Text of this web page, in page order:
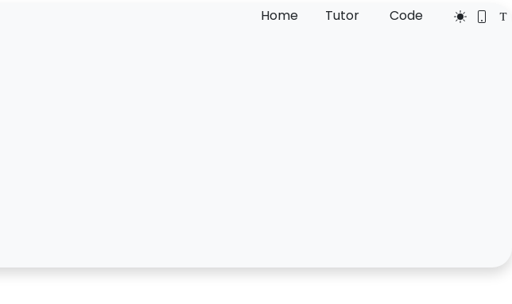
Home Tutor Code